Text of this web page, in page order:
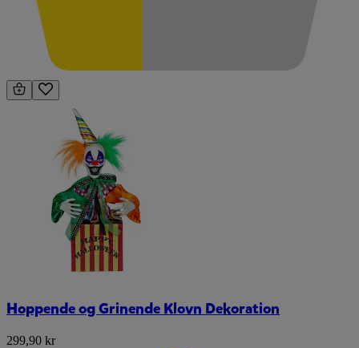
Hoppende og Grinende Klovn Dekoration
299,90 kr